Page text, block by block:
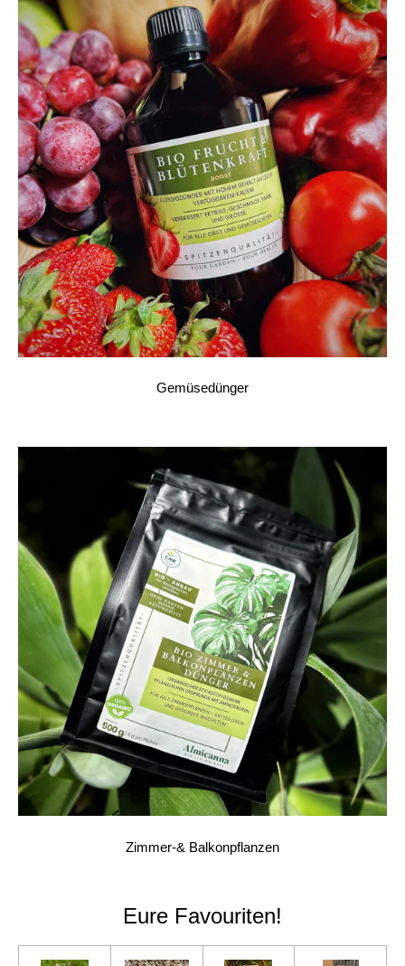
Gemüsedünger
Zimmer-& Balkonpflanzen
Eure Favouriten!